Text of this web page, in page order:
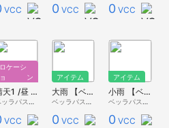
VCC 0 VCC 0 VCC
ロケーシ
ョン
晴天1 /昼 【スカイドーム】
VCC
アイテム
大雨 【ベッラEffect】
0 VCC
アイテム
小雨 【ベッラEffect】
0 VCC